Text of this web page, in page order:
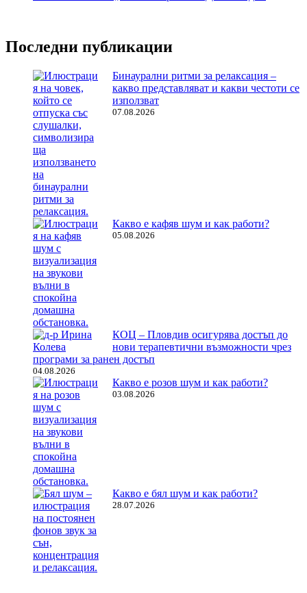
Последни публикации
Бинаурални ритми за релаксация –
какво представляват и какви честоти се
използват
07.08.2026
Какво е кафяв шум и как работи?
05.08.2026
КОЦ – Пловдив осигурява достъп до
нови терапевтични възможности чрез
програми за ранен достъп
04.08.2026
Какво е розов шум и как работи?
03.08.2026
Какво е бял шум и как работи?
28.07.2026